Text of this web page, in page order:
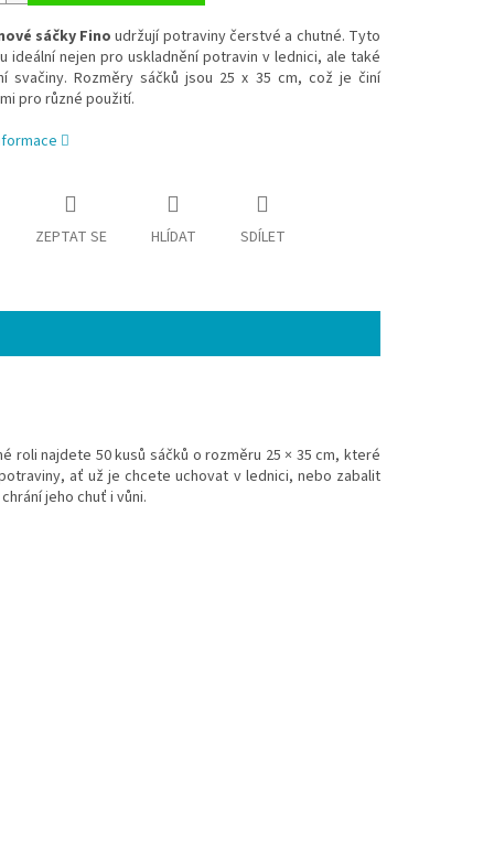
sáčky Fino udržují potraviny čerstvé a chutné. Tyto
ideální nejen pro uskladnění potravin v lednici, ale také
svačiny. Rozměry sáčků jsou 25 x 35 cm, což je činí
pro různé použití.
ZEPTAT SE HLÍDAT SDÍLET
roli najdete 50 kusů sáčků o rozměru 25 × 35 cm, které
ať už je chcete uchovat v lednici, nebo zabalit
jeho chuť i vůni.